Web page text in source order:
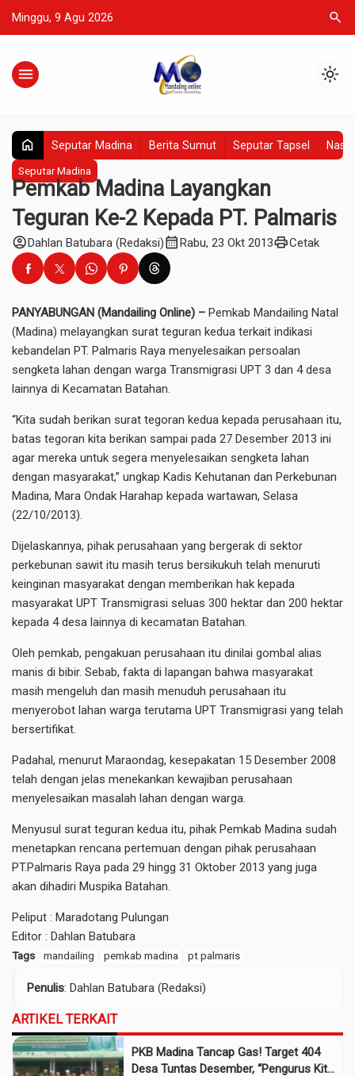
Minggu, 9 Agu 2026 search
menu light_mode
home Seputar Madina Berita Sumut Seputar Tapsel
Seputar Madina
Pemkab Madina Layangkan
Teguran Ke-2 Kepada PT. Palmaris
account_circleDahlan Batubara (Redaksi)calendar_monthRabu, 23 Okt 2013printCetak
PANYABUNGAN (Mandailing Online) – Pemkab Mandailing Natal
(Madina) melayangkan surat teguran kedua terkait indikasi
kebandelan PT. Palmaris Raya menyelesaikan persoalan
sengketa lahan dengan warga Transmigrasi UPT 3 dan 4 desa
lainnya di Kecamatan Batahan.
“Kita sudah berikan surat tegoran kedua kepada perusahaan itu,
batas tegoran kita berikan sampai pada 27 Desember 2013 ini
agar mereka untuk segera menyelesaikan sengketa lahan
dengan masyarakat,” ungkap Kadis Kehutanan dan Perkebunan
Madina, Mara Ondak Harahap kepada wartawan, Selasa
(22/10/2013).
Dijelaskannya, pihak perusahaan yang bergerak di sektor
perkebunan sawit itu masih terus bersikukuh telah menuruti
keinginan masyarakat dengan memberikan hak kepada
masyarakat UPT Transmigrasi seluas 300 hektar dan 200 hektar
kepada 4 desa lainnya di kecamatan Batahan.
Oleh pemkab, pengakuan perusahaan itu dinilai gombal alias
manis di bibir. Sebab, fakta di lapangan bahwa masyarakat
masih mengeluh dan masih menuduh perusahaan itu
menyerobot lahan warga terutama UPT Transmigrasi yang telah
bersertifikat.
Padahal, menurut Maraondag, kesepakatan 15 Desember 2008
telah dengan jelas menekankan kewajiban perusahaan
menyelesaikan masalah lahan dengan warga.
Menyusul surat teguran kedua itu, pihak Pemkab Madina sudah
menetapkan rencana pertemuan dengan pihak perusahaan
PT.Palmaris Raya pada 29 hingg 31 Oktober 2013 yang juga
akan dihadiri Muspika Batahan.
Peliput : Maradotang Pulungan
Editor : Dahlan Batubara
Tags mandailing pemkab madina pt palmaris
Penulis: Dahlan Batubara (Redaksi)
ARTIKEL TERKAIT
PKB Madina Tancap Gas! Target 404
Desa Tuntas Desember, “Pengurus Kita